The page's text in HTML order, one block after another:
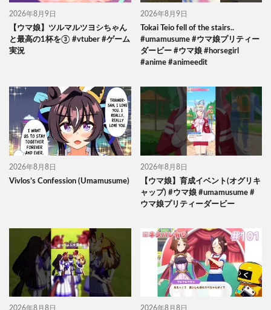
2026年8月9日
【ウマ娘】ツルマルツヨシちゃん
と最高の1杯を③ #vtuber #ゲーム
実況
2026年8月9日
Tokai Teio fell of the stairs..
#umamusume #ウマ娘プリティー
ダービー #ウマ娘 #horsegirl
#anime #animeedit
2026年8月8日
Vivlos’s Confession (Umamusume)
2026年8月8日
【ウマ娘】育成イベント(オグリキ
ャップ) #ウマ娘 #umamusume #
ウマ娘プリティーダービー
2026年8月8日 2026年8月8日